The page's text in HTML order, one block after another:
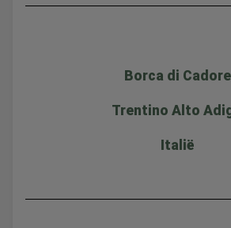
Borca di Cadore
Trentino Alto
Italië